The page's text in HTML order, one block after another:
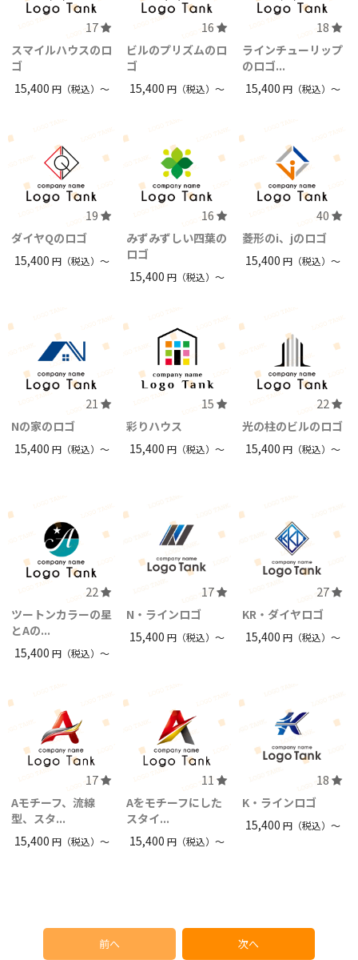
17
スマイルハウスのロ
ゴ
15,400 円（税込）〜
16
ビルのプリズムのロ
ゴ
15,400円（税込）〜
18
ラインチューリップ
のロゴ...
15,400 円（税込）〜
19
ダイヤQのロゴ
15,400 円（税込）〜
16
みずみずしい四葉の
ロゴ
15,400円（税込）〜
40
菱形のi、jのロゴ
15,400 円（税込）〜
21
Nの家のロゴ
15,400 円（税込）〜
15
彩りハウス
15,400円（税込）〜
22
光の柱のビルのロゴ
15,400 円（税込）〜
22
ツートンカラーの星
とAの...
15,400 円（税込）〜
17
N・ラインロゴ
15,400円（税込）〜
27
KR・ダイヤロゴ
15,400 円（税込）〜
17
Aモチーフ、流線
型、スタ...
15,400 円（税込）〜
11
Aをモチーフにした
スタイ...
15,400円（税込）〜
18
K・ラインロゴ
15,400 円（税込）〜
前へ 次へ